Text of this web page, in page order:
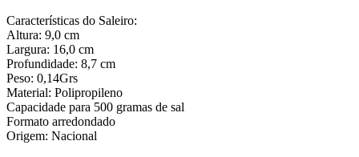
Características do Saleiro:
Altura: 9,0 cm
Largura: 16,0 cm
Profundidade: 8,7 cm
Peso: 0,14Grs
Material: Polipropileno
Capacidade para 500 gramas de sal
Formato arredondado
Origem: Nacional